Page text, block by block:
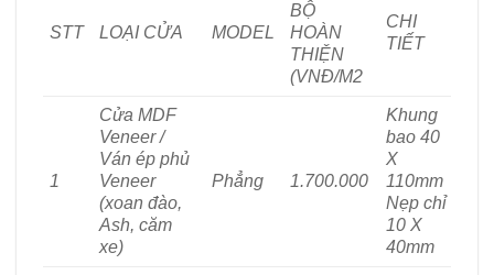
STT LOẠI CỬA MODEL
BỘ
HOÀN
THIỆN
(VNĐ/M2
CHI
TIẾT
1
Cửa MDF
Veneer /
Ván ép phủ
Veneer
(xoan đào,
Ash, căm
xe)
Phẳng 1.700.000
Khung
bao 40
X
110mm
Nẹp chỉ
10 X
40mm